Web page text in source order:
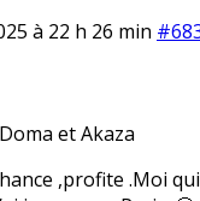
à 22 h 26 min
Doma et Akaza
,profite .Moi